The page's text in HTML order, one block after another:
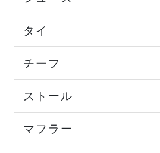
タイ
チーフ
ストール
マフラー